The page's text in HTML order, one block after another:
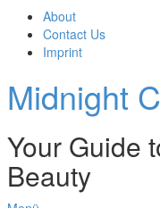
About
Contact Us
Imprint
Midnight
Your Guide
Beauty